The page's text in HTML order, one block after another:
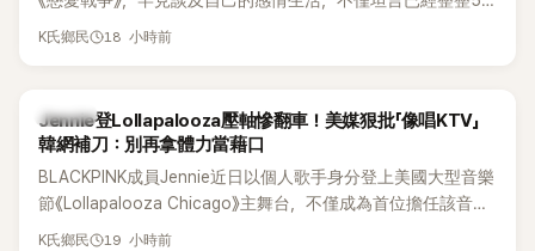
年沒有談戀愛，更首度透露空窗至今的原因，全與上一段戀情
K氏鄉民 18 小時前
K-POP
Jennie登Lollapalooza壓軸慘翻車！美媒狠批「像唱KTV」
韓網補刀：別再拿體力當藉口
BLACKPINK成員Jennie近日以個人歌手身分登上美國大型音樂
節《Lollapalooza Chicago》主舞台，不僅成為首位擔任該音樂
節Headliner（壓軸主秀）的K-POP女SOLO歌手，寫下全新紀
K氏鄉民 19 小時前